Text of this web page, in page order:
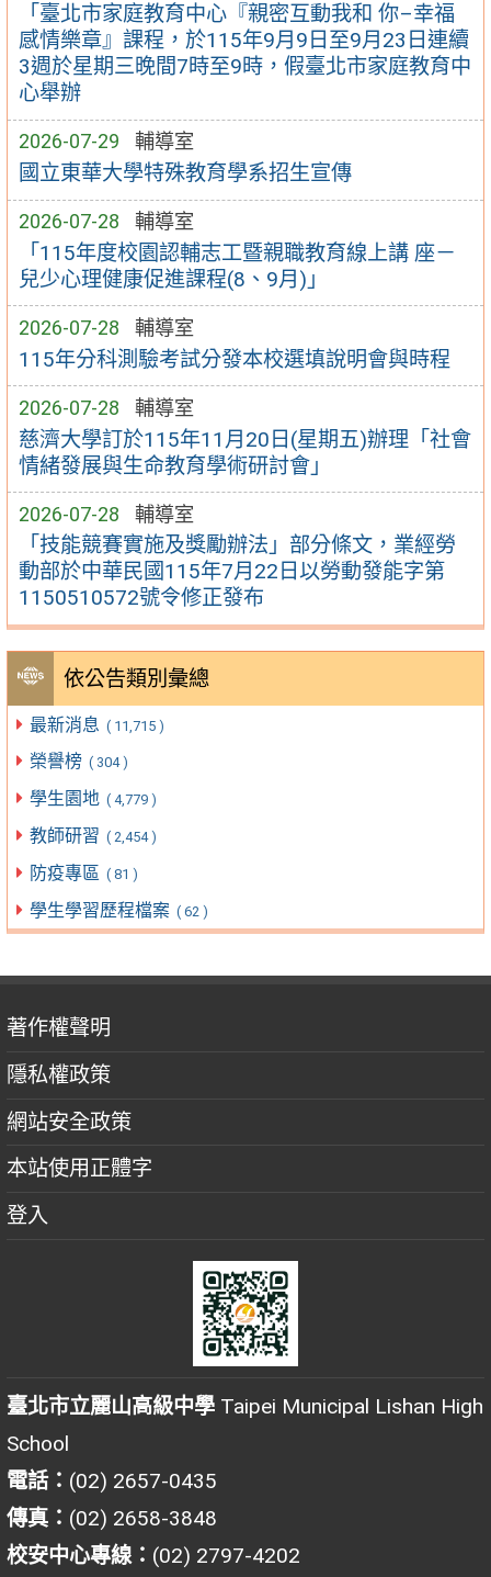
「臺北市家庭教育中心『親密互動我和 你–幸福
感情樂章』課程，於115年9月9日至9月23日連續
3週於星期三晚間7時至9時，假臺北市家庭教育中
心舉辦
2026-07-29 輔導室
國立東華大學特殊教育學系招生宣傳
2026-07-28 輔導室
「115年度校園認輔志工暨親職教育線上講 座－
兒少心理健康促進課程(8、9月)」
2026-07-28 輔導室
115年分科測驗考試分發本校選填說明會與時程
2026-07-28 輔導室
慈濟大學訂於115年11月20日(星期五)辦理「社會
情緒發展與生命教育學術研討會」
2026-07-28 輔導室
「技能競賽實施及獎勵辦法」部分條文，業經勞
動部於中華民國115年7月22日以勞動發能字第
1150510572號令修正發布
依公告類別彙總
最新消息 ( 11,715 )
榮譽榜 ( 304 )
學生園地 ( 4,779 )
教師研習 ( 2,454 )
防疫專區 ( 81 )
學生學習歷程檔案 ( 62 )
著作權聲明
隱私權政策
網站安全政策
本站使用正體字
登入
臺北市立麗山高級中學 Taipei Municipal Lishan High
School
電話： (02) 2657-0435
傳真： (02) 2658-3848
校安中心專線： (02) 2797-4202